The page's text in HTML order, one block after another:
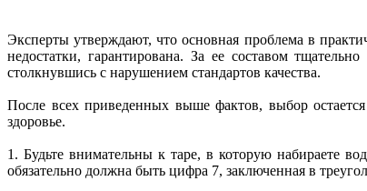
Эксперты утверждают, что основная проблема в
недостатки, гарантирована. За ее составом
столкнувшись с нарушением стандартов качества.
После всех приведенных выше фактов, выбор
здоровье.
1. Будьте внимательны к таре, в которую набираете
обязательно должна быть цифра 7, заключенная в